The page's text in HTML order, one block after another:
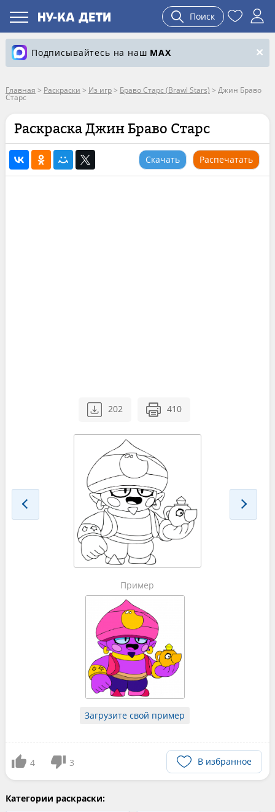
Поиск
Подписывайтесь на наш MAX
Главная > Раскраски > Из игр> Браво Старс (Brawl Stars) > Джин Браво
Старс
Раскраска Джин Браво Старс
Скачать Распечатать
202 410
Пример
Загрузите свой пример
4 3 В избранное
Категории раскраски: